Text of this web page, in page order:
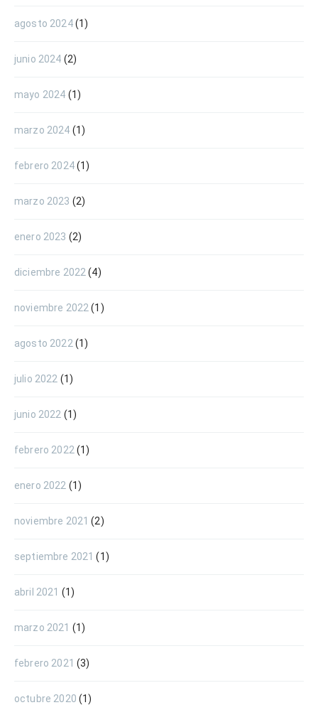
agosto 2024(1)
junio 2024 (2)
mayo 2024 (1)
marzo 2024 (1)
febrero 2024(1)
marzo 2023 (2)
enero 2023 (2)
diciembre 2022 (4)
noviembre 2022 (1)
agosto 2022 (1)
julio 2022 (1)
junio 2022 (1)
febrero 2022 (1)
enero 2022 (1)
noviembre 2021 (2)
septiembre 2021 (1)
abril 2021 (1)
marzo 2021 (1)
febrero 2021 (3)
octubre 2020 (1)